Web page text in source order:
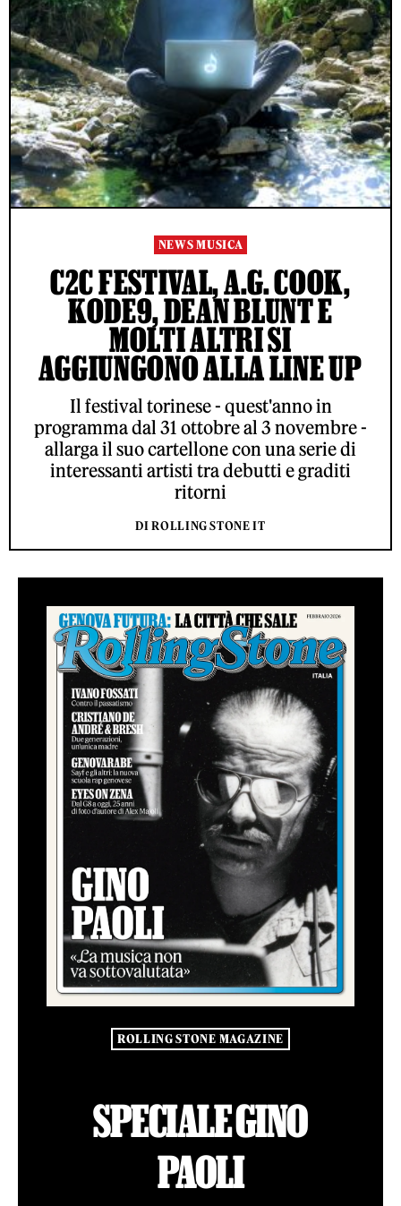
NEWS MUSICA
C2C FESTIVAL, A.G. COOK,
KODE9, DEAN BLUNT E
MOLTI ALTRI SI
AGGIUNGONO ALLA LINE UP
Il festival torinese - quest'anno in
programma dal 31 ottobre al 3 novembre -
allarga il suo cartellone con una serie di
interessanti artisti tra debutti e graditi
ritorni
DI ROLLING STONE IT
ROLLING STONE MAGAZINE
SPECIALE GINO
PAOLI